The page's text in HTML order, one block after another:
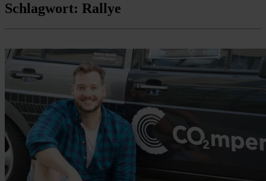
Schlagwort: Rallye